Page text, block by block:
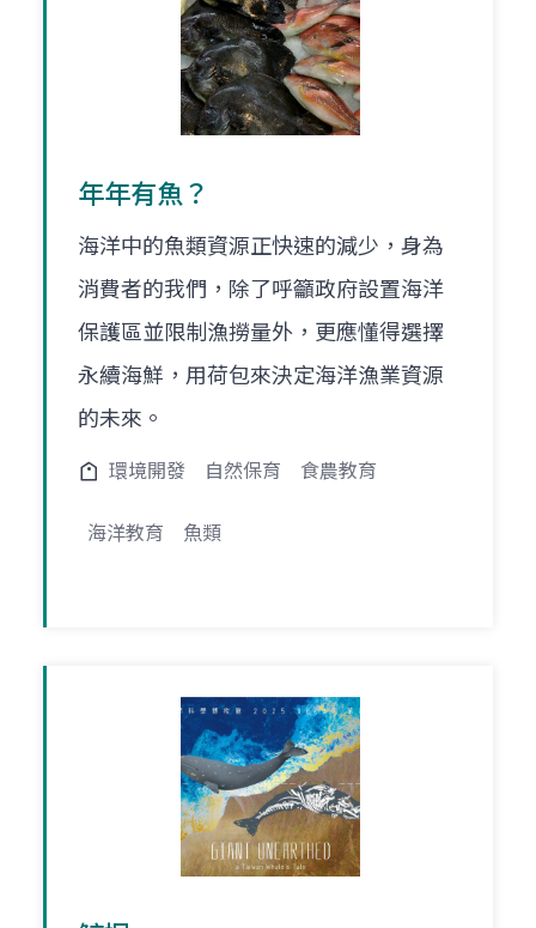
年年有魚？
海洋中的魚類資源正快速的減少，身為
消費者的我們，除了呼籲政府設置海洋
保護區並限制漁撈量外，更應懂得選擇
永續海鮮，用荷包來決定海洋漁業資源
的未來。
環境開發 自然保育 食農教育
海洋教育 魚類